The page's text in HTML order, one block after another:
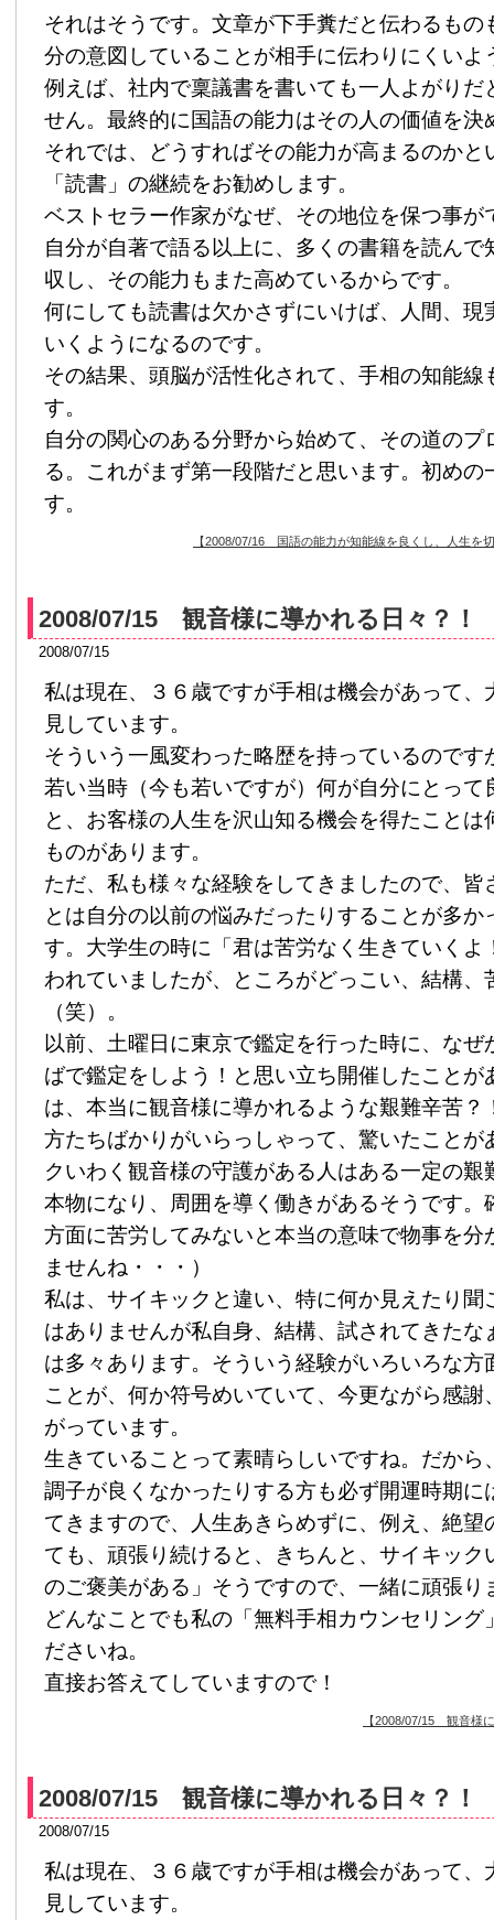
それはそうです。文章が下手糞だと伝わるもの
分の意図していることが相手に伝わりにくいよ
例えば、社内で稟議書を書いても一人よがりだ
せん。最終的に国語の能力はその人の価値を決
それでは、どうすればその能力が高まるのかと
「読書」の継続をお勧めします。
ベストセラー作家がなぜ、その地位を保つ事が
自分が自著で語る以上に、多くの書籍を読んで
収し、その能力もまた高めているからです。
何にしても読書は欠かさずにいけば、人間、現
いくようになるのです。
その結果、頭脳が活性化されて、手相の知能線
す。
自分の関心のある分野から始めて、その道のプ
る。これがまず第一段階だと思います。初めの
す。
【2008/07/16 国語の能力が知能線を良くし、人生を
2008/07/15 観音様に導かれる日々？！
2008/07/15
私は現在、３６歳ですが手相は機会があって、
見しています。
そういう一風変わった略歴を持っているのです
若い当時（今も若いですが）何が自分にとって
と、お客様の人生を沢山知る機会を得たことは
ものがあります。
ただ、私も様々な経験をしてきましたので、皆
とは自分の以前の悩みだったりすることが多か
す。大学生の時に「君は苦労なく生きていくよ
われていましたが、ところがどっこい、結構、
（笑）。
以前、土曜日に東京で鑑定を行った時に、なぜ
ばで鑑定をしよう！と思い立ち開催したことが
は、本当に観音様に導かれるような艱難辛苦？
方たちばかりがいらっしゃって、驚いたことが
クいわく観音様の守護がある人はある一定の艱
本物になり、周囲を導く働きがあるそうです。
方面に苦労してみないと本当の意味で物事を分
ませんね・・・）
私は、サイキックと違い、特に何か見えたり聞
はありませんが私自身、結構、試されてきたな
は多々あります。そういう経験がいろいろな方
ことが、何か符号めいていて、今更ながら感謝
がっています。
生きていることって素晴らしいですね。だから
調子が良くなかったりする方も必ず開運時期に
てきますので、人生あきらめずに、例え、絶望
ても、頑張り続けると、きちんと、サイキック
のご褒美がある」そうですので、一緒に頑張り
どんなことでも私の「無料手相カウンセリング
ださいね。
直接お答えてしていますので！
【2008/07/15 観音様
2008/07/15 観音様に導かれる日々？！
2008/07/15
私は現在、３６歳ですが手相は機会があって、
見しています。